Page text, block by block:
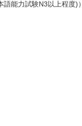
能力試験N3以上程度)）